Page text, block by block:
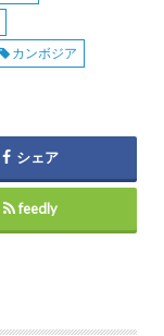
カンボジア
シェア
feedly